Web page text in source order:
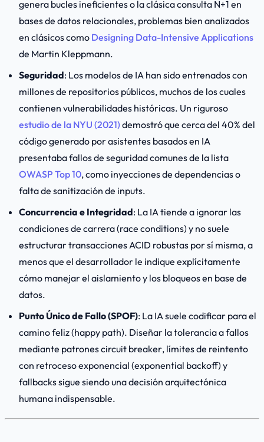
genera bucles ineficientes o la clásica consulta N+1 en
bases de datos relacionales, problemas bien analizados
en clásicos como Designing Data-Intensive Applications
de Martin Kleppmann.
Seguridad: Los modelos de IA han sido entrenados con
millones de repositorios públicos, muchos de los cuales
contienen vulnerabilidades históricas. Un riguroso
estudio de la NYU (2021) demostró que cerca del 40% del
código generado por asistentes basados en IA
presentaba fallos de seguridad comunes de la lista
OWASP Top 10, como inyecciones de dependencias o
falta de sanitización de inputs.
Concurrencia e Integridad: La IA tiende a ignorar las
condiciones de carrera (race conditions) y no suele
estructurar transacciones ACID robustas por sí misma, a
menos que el desarrollador le indique explícitamente
cómo manejar el aislamiento y los bloqueos en base de
datos.
Punto Único de Fallo (SPOF): La IA suele codificar para el
camino feliz(happy path). Diseñar la tolerancia a fallos
mediante patronescircuit breaker, límites de reintento
con retroceso exponencial (exponential backoff) y
fallbacks sigue siendo una decisión arquitectónica
humana indispensable.